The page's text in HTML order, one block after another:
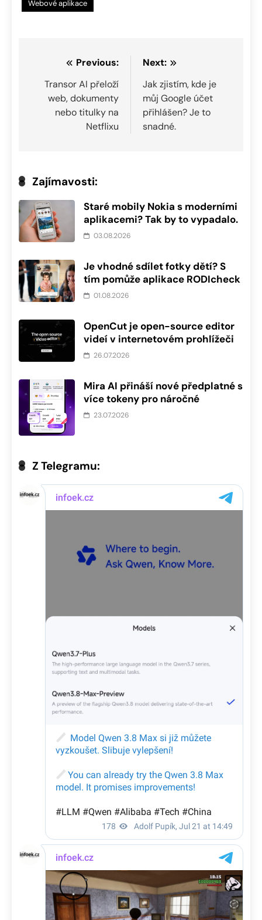
Webové aplikace
Navigace
pro
příspěvek
Previous:
Transor AI přeloží
web, dokumenty
nebo titulky na
Netflixu
Next:
Jak zjistím, kde je
můj Google účet
přihlášen? Je to
snadné.
Zajímavosti:
Staré mobily Nokia s moderními
aplikacemi? Tak by to vypadalo.
03.08.2026
Je vhodné sdílet fotky dětí? S
tím pomůže aplikace RODIcheck
01.08.2026
OpenCut je open-source editor
videí v internetovém prohlížeči
26.07.2026
Mira AI přináší nové předplatné s
více tokeny pro náročné
23.07.2026
Z Telegramu: